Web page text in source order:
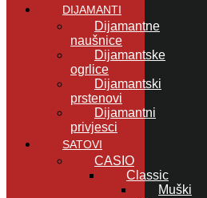
DIJAMANTI
Dijamantne
naušnice
Dijamantske
ogrlice
Dijamantski
prstenovi
Dijamantni
privjesci
SATOVI
CASIO
Classic
Muški